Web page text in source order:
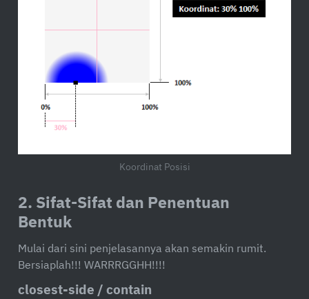
Koordinat Posisi
2. Sifat-Sifat dan Penentuan
Bentuk
Mulai dari sini penjelasannya akan semakin rumit.
Bersiaplah!!! WARRRGGHH!!!!
closest-side / contain